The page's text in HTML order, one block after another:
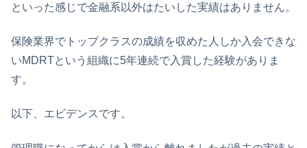
といった感じで金融系以外はたいした実績はありません。
保険業界でトップクラスの成績を収めた人しか入会できな
いMDRTという組織に5年連続で入賞した経験がありま
す。
以下、エビデンスです。